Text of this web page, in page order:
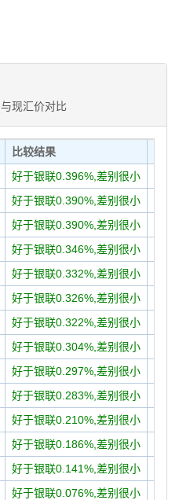
与现汇价对比
比较结果
好于银联0.396%,差别很小
好于银联0.390%,差别很小
好于银联0.390%,差别很小
好于银联0.346%,差别很小
好于银联0.332%,差别很小
好于银联0.326%,差别很小
好于银联0.322%,差别很小
好于银联0.304%,差别很小
好于银联0.297%,差别很小
好于银联0.283%,差别很小
好于银联0.210%,差别很小
好于银联0.186%,差别很小
好于银联0.141%,差别很小
好于银联0.076%,差别很小